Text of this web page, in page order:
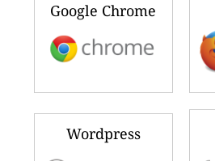
Google Chrome
Wordpress